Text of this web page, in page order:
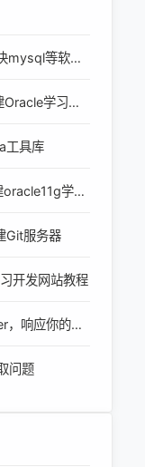
mysql等软件
学习环
工具库
学习
Git服务器
开发网站教程
，响应你的
问题